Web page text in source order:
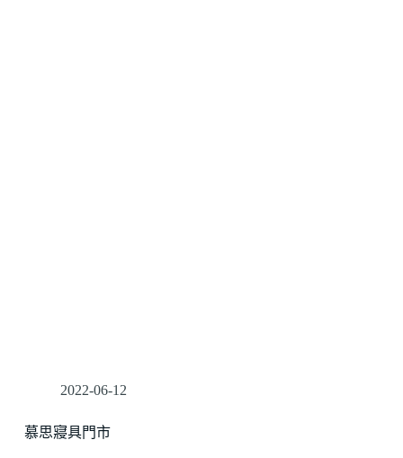
2022-06-12
慕思寢具門市